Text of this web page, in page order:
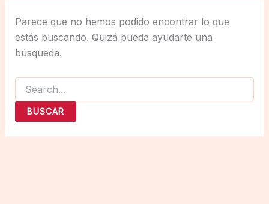
Parece que no hemos podido encontrar lo que
estás buscando. Quizá pueda ayudarte una
búsqueda.
Buscar
por: